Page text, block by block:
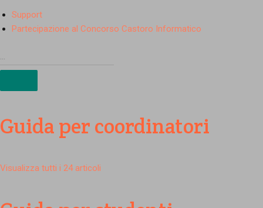
Support
Partecipazione al Concorso Castoro Informatico
Guida per coordinatori
Visualizza tutti i 24 articoli